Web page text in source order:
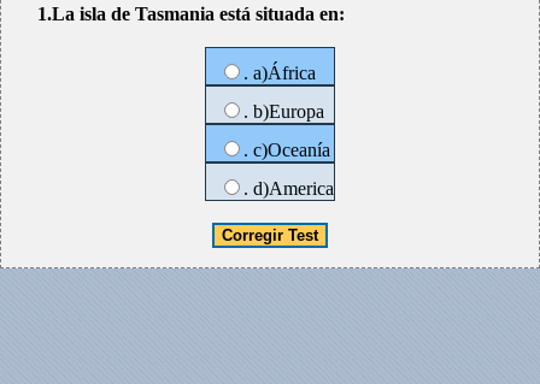
1.La isla de Tasmania está situada en:
. a)África
. b)Europa
. c)Oceanía
. d)America